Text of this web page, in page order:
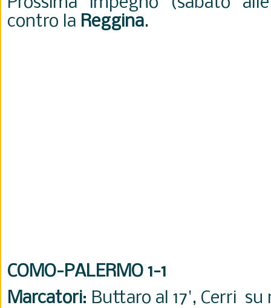
contro la Reggina.
COMO-PALERMO 1-1
Marcatori: Buttaro al 17', Cerri su